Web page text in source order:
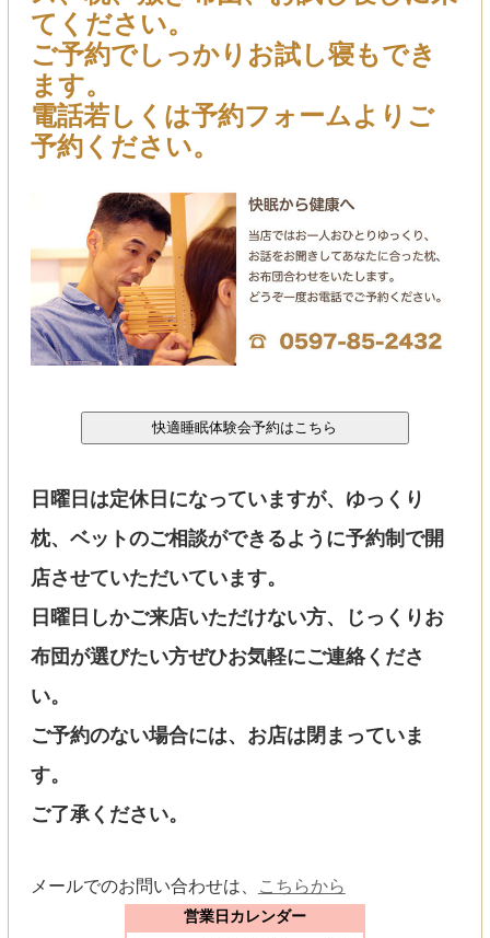
てください。
ご予約でしっかりお試し寝もでき
ます。
電話若しくは予約フォームよりご
予約ください。
日曜日は定休日になっていますが、ゆっくり
枕、ベットのご相談ができるように予約制で開
店させていただいています。
日曜日しかご来店いただけない方、じっくりお
布団が選びたい方ぜひお気軽にご連絡くださ
い。
ご予約のない場合には、お店は閉まっていま
す。
ご了承ください。
メールでのお問い合わせは、 こちらから